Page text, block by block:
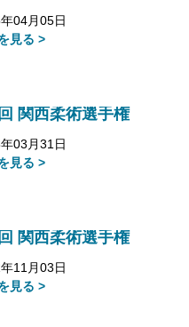
04月05日
見る >
関西柔術選手権
03月31日
見る >
関西柔術選手権
11月03日
見る >